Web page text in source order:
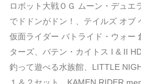
ロボット大戦ＯＧ ムーン・デュエ
でドドンがドン！、テイルズ オブ
仮面ライダー バトライド・ウォー
ターズ、バテン・カイトス I & II
釣って遊べる水族館、LITTLE